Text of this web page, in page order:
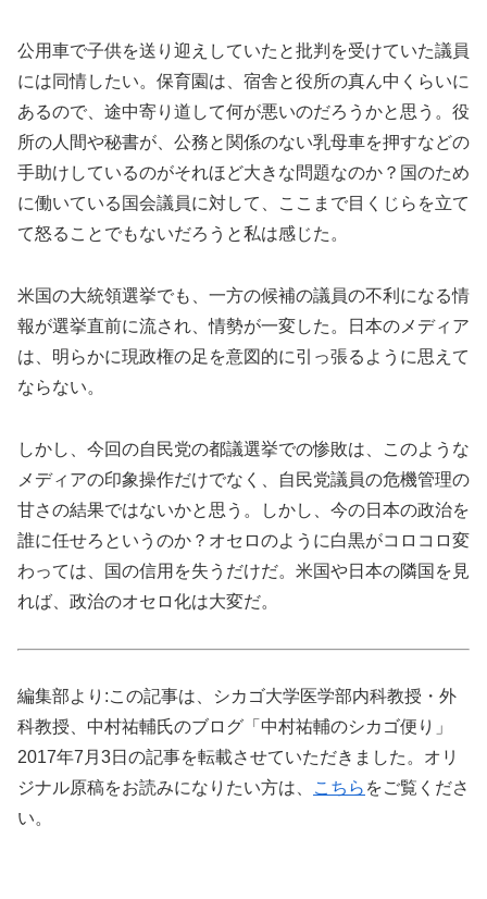
公用車で子供を送り迎えしていたと批判を受けていた議員
には同情したい。保育園は、宿舎と役所の真ん中くらいに
あるので、途中寄り道して何が悪いのだろうかと思う。役
所の人間や秘書が、公務と関係のない乳母車を押すなどの
手助けしているのがそれほど大きな問題なのか？国のため
に働いている国会議員に対して、ここまで目くじらを立て
て怒ることでもないだろうと私は感じた。
米国の大統領選挙でも、一方の候補の議員の不利になる情
報が選挙直前に流され、情勢が一変した。日本のメディア
は、明らかに現政権の足を意図的に引っ張るように思えて
ならない。
しかし、今回の自民党の都議選挙での惨敗は、このような
メディアの印象操作だけでなく、自民党議員の危機管理の
甘さの結果ではないかと思う。しかし、今の日本の政治を
誰に任せろというのか？オセロのように白黒がコロコロ変
わっては、国の信用を失うだけだ。米国や日本の隣国を見
れば、政治のオセロ化は大変だ。
編集部より:この記事は、シカゴ大学医学部内科教授・外
科教授、中村祐輔氏のブログ「中村祐輔のシカゴ便り」
2017年7月3日の記事を転載させていただきました。オリ
ジナル原稿をお読みになりたい方は、
こちら をご覧くださ
い。